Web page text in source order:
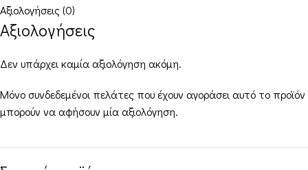
Αξιολογήσεις (0)
Αξιολογήσεις
Δεν υπάρχει καμία αξιολόγηση ακόμη.
Μόνο συνδεδεμένοι πελάτες που έχουν αγοράσει αυτό το προϊόν
μπορούν να αφήσουν μία αξιολόγηση.